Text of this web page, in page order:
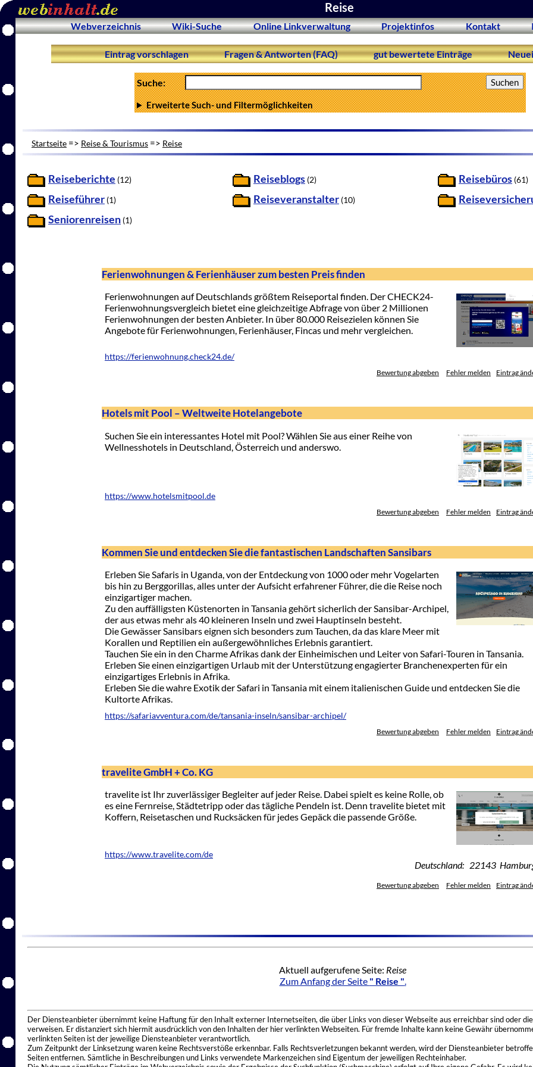
Reise
Webverzeichnis Wiki-Suche Online Linkverwaltung Projektinfos Kontakt
Eintrag vorschlagen Fragen & Antworten (FAQ) gut bewertete Einträge
Suche:
Erweiterte Such- und Filtermöglichkeiten
Startseite => Reise & Tourismus => Reise
Reiseberichte (12) Reiseblogs (2) Reisebüros (61)
Reiseführer (1) Reiseveranstalter (10)
Seniorenreisen (1)
Ferienwohnungen & Ferienhäuser zum besten Preis finden
Ferienwohnungen auf Deutschlands größtem Reiseportal finden. Der CHECK24-
Ferienwohnungsvergleich bietet eine gleichzeitige Abfrage von über 2 Millionen
Ferienwohnungen der besten Anbieter. In über 80.000 Reisezielen können Sie
Angebote für Ferienwohnungen, Ferienhäuser, Fincas und mehr vergleichen.
https://ferienwohnung.check24.de/
Bewertung abgeben Fehler melden Eintrag
Hotels mit Pool – Weltweite Hotelangebote
Suchen Sie ein interessantes Hotel mit Pool? Wählen Sie aus einer Reihe von
Wellnesshotels in Deutschland, Österreich und anderswo.
https://www.hotelsmitpool.de
Bewertung abgeben Fehler melden Eintrag
Kommen Sie und entdecken Sie die fantastischen Landschaften Sansibars
Erleben Sie Safaris in Uganda, von der Entdeckung von 1000 oder mehr Vogelarten
bis hin zu Berggorillas, alles unter der Aufsicht erfahrener Führer, die die Reise noch
einzigartiger machen.
Zu den auffälligsten Küstenorten in Tansania gehört sicherlich der Sansibar-Archipel,
der aus etwas mehr als 40 kleineren Inseln und zwei Hauptinseln besteht.
Die Gewässer Sansibars eignen sich besonders zum Tauchen, da das klare Meer mit
Korallen und Reptilien ein außergewöhnliches Erlebnis garantiert.
Tauchen Sie ein in den Charme Afrikas dank der Einheimischen und Leiter von Safari-Touren in Tansania.
Erleben Sie einen einzigartigen Urlaub mit der Unterstützung engagierter Branchenexperten für ein
einzigartiges Erlebnis in Afrika.
Erleben Sie die wahre Exotik der Safari in Tansania mit einem italienischen Guide und entdecken Sie die
Kultorte Afrikas.
https://safariavventura.com/de/tansania-inseln/sansibar-archipel/
Bewertung abgeben Fehler melden Eintrag
travelite GmbH + Co. KG
travelite ist Ihr zuverlässiger Begleiter auf jeder Reise. Dabei spielt es keine Rolle, ob
es eine Fernreise, Städtetripp oder das tägliche Pendeln ist. Denn travelite bietet mit
Koffern, Reisetaschen und Rucksäcken für jedes Gepäck die passende Größe.
https://www.travelite.com/de
Deutschland: 22143
Bewertung abgeben Fehler melden Eintrag
Aktuell aufgerufene Seite: Reise
Zum Anfang der Seite " Reise ".
Der Diensteanbieter übernimmt keine Haftung für den Inhalt externer Internetseiten, die über Links von dieser Webseite aus erreichbar sind oder
verweisen. Er distanziert sich hiermit ausdrücklich von den Inhalten der hier verlinkten Webseiten. Für fremde Inhalte kann keine Gewähr
verlinkten Seiten ist der jeweilige Diensteanbieter verantwortlich.
Zum Zeitpunkt der Linksetzung waren keine Rechtsverstöße erkennbar. Falls Rechtsverletzungen bekannt werden, wird der Diensteanbieter
Seiten entfernen. Sämtliche in Beschreibungen und Links verwendete Markenzeichen sind Eigentum der jeweiligen Rechteinhaber.